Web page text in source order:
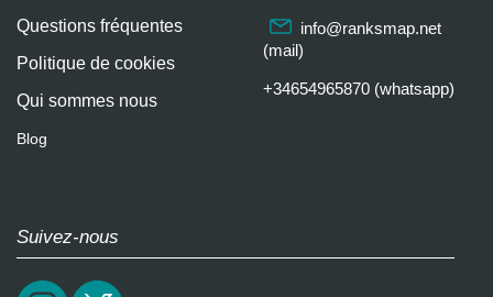
Questions fréquentes
Politique de cookies
Qui sommes nous
Blog
info@ranksmap.net
(mail)
+34654965870 (whatsapp)
Suivez-nous